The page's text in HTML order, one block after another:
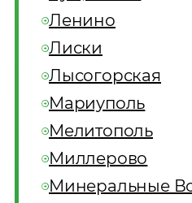
Ленино
Лиски
Лысогорская
Мариуполь
Мелитополь
Миллерово
Минеральные